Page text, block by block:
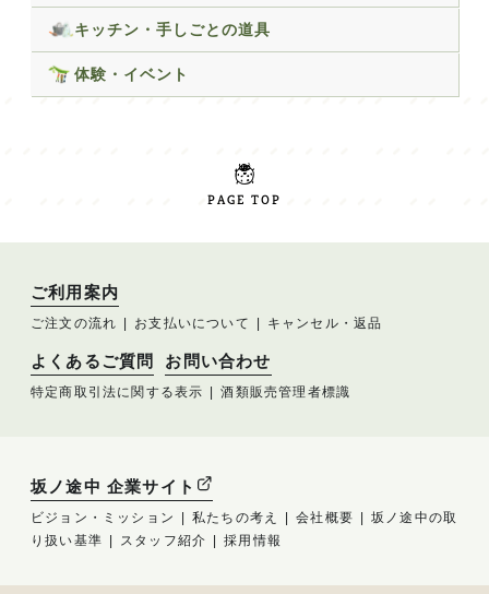
キッチン・手しごとの道具
体験・イベント
PAGE TOP
ご利用案内
ご注文の流れ お支払いについて キャンセル・返品
よくあるご質問 お問い合わせ
特定商取引法に関する表示 酒類販売管理者標識
坂ノ途中 企業サイト
ビジョン・ミッション 私たちの考え 会社概要
坂ノ途中の取
り扱い基準
スタッフ紹介 採用情報